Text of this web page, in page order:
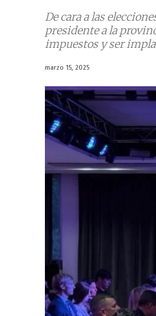
De cara a las
presidente a la
impuestos y ser
marzo 15, 2025